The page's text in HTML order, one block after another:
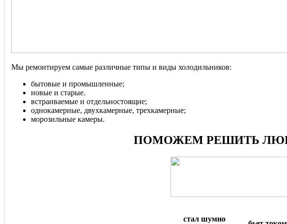
Мы ремонтируем самые различные типы и виды холодильников:
бытовые и промышленные;
новые и старые.
встраиваемые и отдельностоящие;
однокамерные, двухкамерные, трехкамерные;
морозильные камеры.
ПОМОЖЕМ РЕШИТЬ
стал шумно